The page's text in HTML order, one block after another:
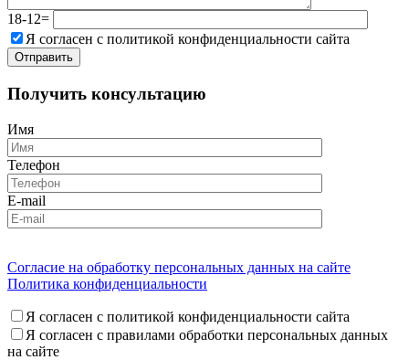
18-12=
Я согласен с политикой конфиденциальности сайта
Получить консультацию
Имя
Телефон
E-mail
Согласие на обработку персональных данных на сайте
Политика конфиденциальности
Я согласен с политикой конфиденциальности сайта
Я согласен с правилами обработки персональных данных
на сайте